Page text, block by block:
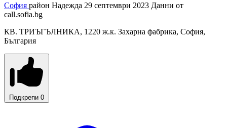
София район Надежда 29 септември 2023 Данни от
call.sofia.bg
КВ. ТРИЪГЪЛНИКА, 1220 ж.к. Захарна фабрика, София,
България
Подкрепи 0